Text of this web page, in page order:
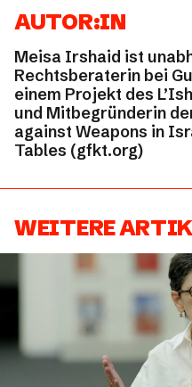
AUTOR:IN
Meisa Irshaid ist
Rechtsberaterin bei
einem Projekt des
und Mitbegründerin
against Weapons in
Tables (gfkt.org)
WEITERE